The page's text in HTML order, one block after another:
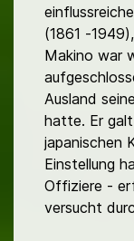
einflussreiche
(1861 -
Makino war
Ausland
hatte. Er
japanischen
Einstellung
Offiziere -
versucht